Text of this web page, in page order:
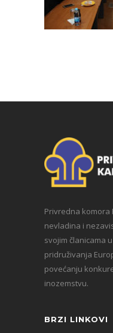
Privredna komora
nevladina i
svojim članicama
pridruživanja
povećanju
inozemstvu.
BRZI LINKOVI